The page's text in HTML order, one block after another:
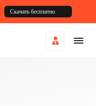
Скачать бесплатно